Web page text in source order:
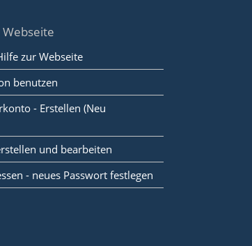
zur Webseite
benutzen
- Erstellen (Neu
und bearbeiten
- neues Passwort festlegen